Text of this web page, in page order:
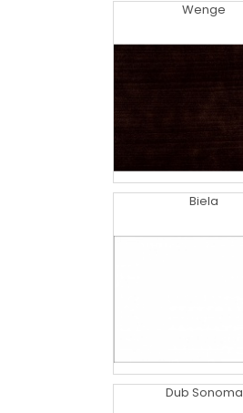
Wenge
Biela
Dub Sonoma